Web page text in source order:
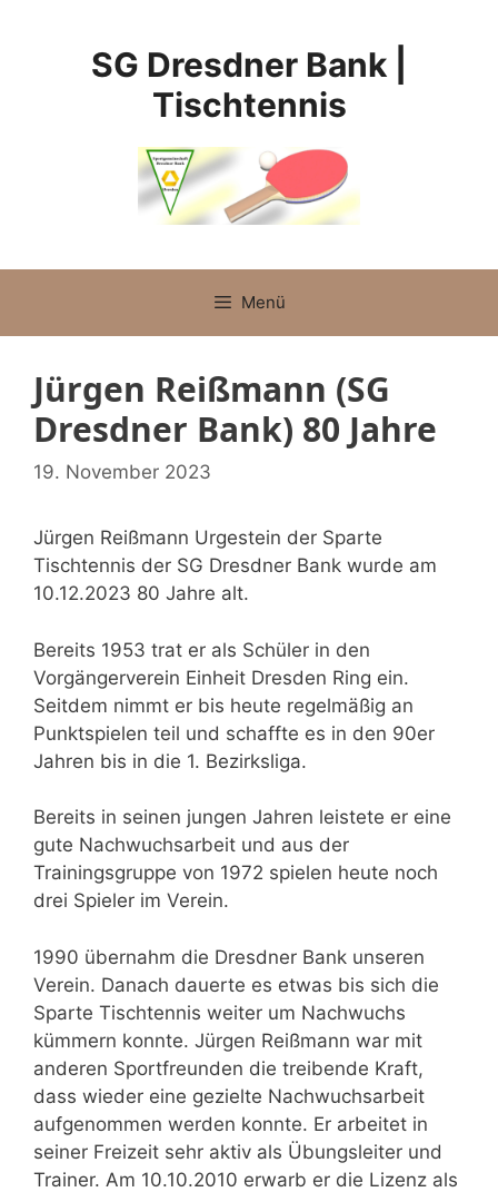
SG Dresdner Bank |
Tischtennis
Menü
Jürgen Reißmann (SG
Dresdner Bank) 80 Jahre
19. November 2023
Jürgen Reißmann Urgestein der Sparte
Tischtennis der SG Dresdner Bank wurde am
10.12.2023 80 Jahre alt.
Bereits 1953 trat er als Schüler in den
Vorgängerverein Einheit Dresden Ring ein.
Seitdem nimmt er bis heute regelmäßig an
Punktspielen teil und schaffte es in den 90er
Jahren bis in die 1. Bezirksliga.
Bereits in seinen jungen Jahren leistete er eine
gute Nachwuchsarbeit und aus der
Trainingsgruppe von 1972 spielen heute noch
drei Spieler im Verein.
1990 übernahm die Dresdner Bank unseren
Verein. Danach dauerte es etwas bis sich die
Sparte Tischtennis weiter um Nachwuchs
kümmern konnte. Jürgen Reißmann war mit
anderen Sportfreunden die treibende Kraft,
dass wieder eine gezielte Nachwuchsarbeit
aufgenommen werden konnte. Er arbeitet in
seiner Freizeit sehr aktiv als Übungsleiter und
Trainer. Am 10.10.2010 erwarb er die Lizenz als